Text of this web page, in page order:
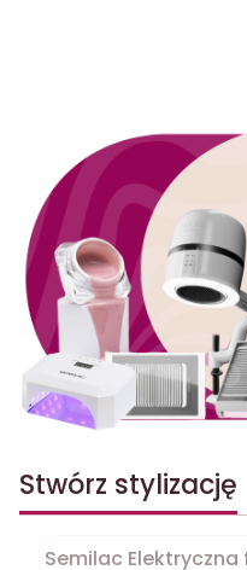
Stwórz stylizację
Okazja
Semilac